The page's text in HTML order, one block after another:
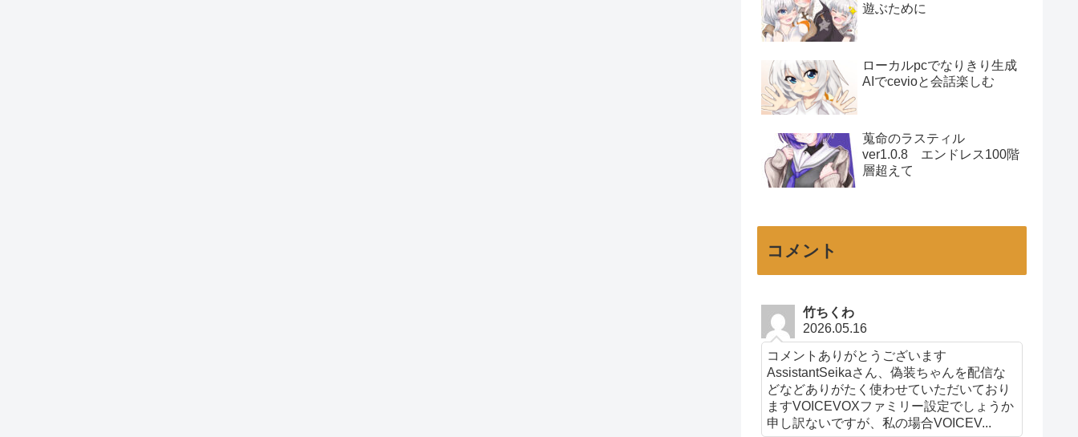
遊ぶために
ローカルpcでなりきり生成
AIでcevioと会話楽しむ
蒐命のラスティル
ver1.0.8 エンドレス100階
層超えて
コメント
竹ちくわ
2026.05.16
コメントありがとうございます
AssistantSeikaさん、偽装ちゃんを配信な
どなどありがたく使わせていただいており
ますVOICEVOXファミリー設定でしょうか
申し訳ないですが、私の場合VOICEV...